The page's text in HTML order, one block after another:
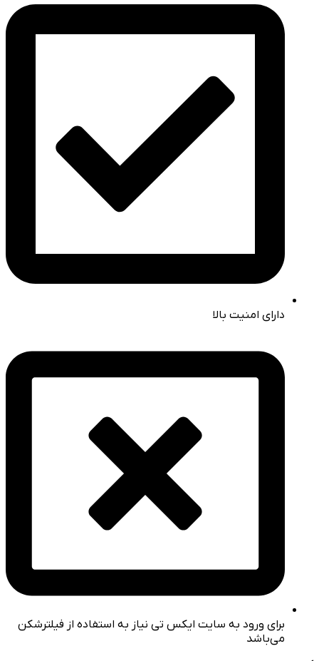
دارای امنیت بالا
برای ورود به سایت ایکس تی نیاز به استفاده از فیلترشکن
می‌باشد